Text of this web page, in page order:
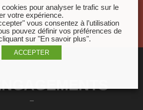
pour analyser le trafic sur le
votre expérience.
vous consentez à l’utilisation
pouvez définir vos préférences de
sur "En savoir plus".
ACCEPTER